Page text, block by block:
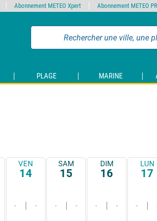
PLAGE MARINE
VEN
14
- -
SAM
15
- -
DIM
16
- -
LUN
17
-
Abonnement METEO Xpert Abonnement METEO